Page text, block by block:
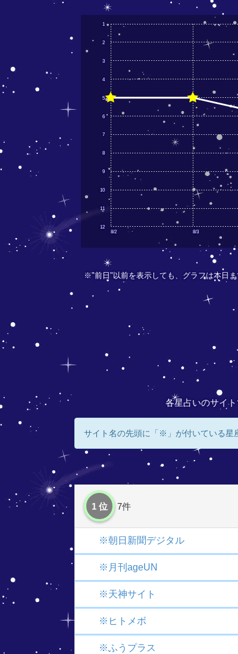
8/2 8/3
12
11
10
9
8
7
6
5
4
3
2
1
※"前日"以前を表示しても、グラフは本日ま
各星占いのサイ
サイト名の先頭に「※」が付いている星
1 位 7件
※朝日新聞デジタル
※月刊ageUN
※天神サイト
※ヒトメボ
※ふうプラス